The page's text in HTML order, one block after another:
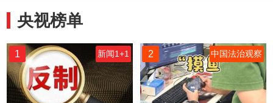
央视榜单
1 新闻1+1 2 中国法治观察